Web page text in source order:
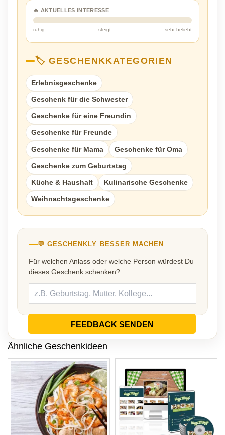
🔥 AKTUELLES INTERESSE
ruhig steigt sehr beliebt
🏷️ GESCHENKKATEGORIEN
Erlebnisgeschenke
Geschenk für die Schwester
Geschenke für eine Freundin
Geschenke für Freunde
Geschenke für Mama Geschenke für Oma
Geschenke zum Geburtstag
Küche & Haushalt Kulinarische Geschenke
Weihnachtsgeschenke
💬 GESCHENKLY BESSER MACHEN
Für welchen Anlass oder welche Person würdest Du
dieses Geschenk schenken?
FEEDBACK SENDEN
Ähnliche Geschenkideen